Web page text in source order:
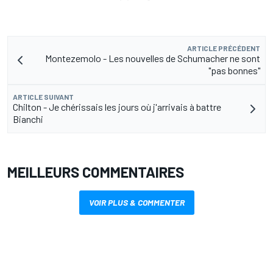
ARTICLE PRÉCÉDENT
Montezemolo - Les nouvelles de Schumacher ne sont
"pas bonnes"
ARTICLE SUIVANT
Chilton - Je chérissais les jours où j'arrivais à battre
Bianchi
MEILLEURS COMMENTAIRES
VOIR PLUS & COMMENTER